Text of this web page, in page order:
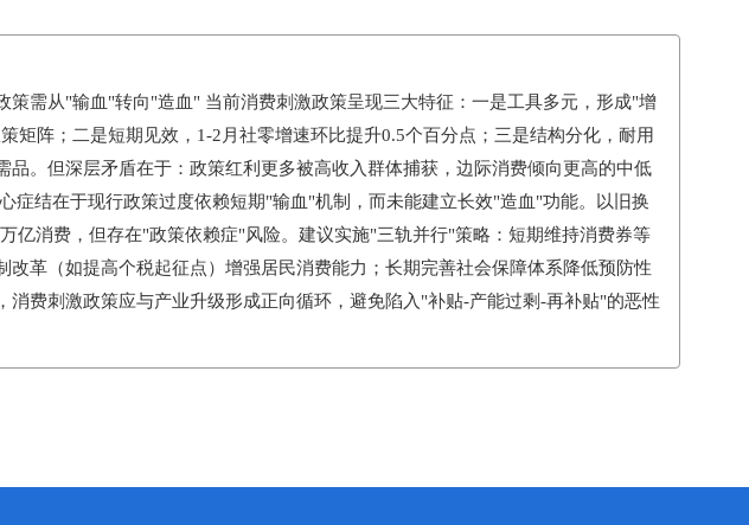
策需从"输血"转向"造血" 当前消费刺激政策呈现三大特征：一是工具多元，形成"增
矩阵；二是短期见效，1-2月社零增速环比提升0.5个百分点；三是结构分化，耐用
品。但深层矛盾在于：政策红利更多被高收入群体捕获，边际消费倾向更高的中低
症结在于现行政策过度依赖短期"输血"机制，而未能建立长效"造血"功能。以旧换
亿消费，但存在"政策依赖症"风险。建议实施"三轨并行"策略：短期维持消费券等
改革（如提高个税起征点）增强居民消费能力；长期完善社会保障体系降低预防性
消费刺激政策应与产业升级形成正向循环，避免陷入"补贴-产能过剩-再补贴"的恶性